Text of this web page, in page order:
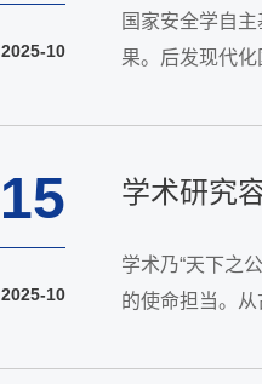
2025-10
国家安全学自
果。后发现代
15
2025-10
学术研究
学术乃“天下之
的使命担当。